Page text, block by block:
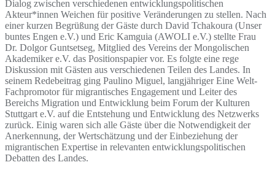
Dialog zwischen verschiedenen entwicklungspolitischen
Akteur*innen Weichen für positive Veränderungen zu stellen. Nach
einer kurzen Begrüßung der Gäste durch David Tchakoura (Unser
buntes Engen e.V.) und Eric Kamguia (AWOLI e.V.) stellte Frau
Dr. Dolgor Guntsetseg, Mitglied des Vereins der Mongolischen
Akademiker e.V. das Positionspapier vor. Es folgte eine rege
Diskussion mit Gästen aus verschiedenen Teilen des Landes. In
seinem Redebeitrag ging Paulino Miguel, langjähriger Eine Welt-
Fachpromotor für migrantisches Engagement und Leiter des
Bereichs Migration und Entwicklung beim Forum der Kulturen
Stuttgart e.V. auf die Entstehung und Entwicklung des Netzwerks
zurück. Einig waren sich alle Gäste über die Notwendigkeit der
Anerkennung, der Wertschätzung und der Einbeziehung der
migrantischen Expertise in relevanten entwicklungspolitischen
Debatten des Landes.